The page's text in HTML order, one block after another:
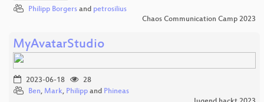
Philipp Borgers and petrosilius
Chaos Communication Camp 2023
MyAvatarStudio
2023-06-18
28
Ben, Mark, Philipp and Phineas